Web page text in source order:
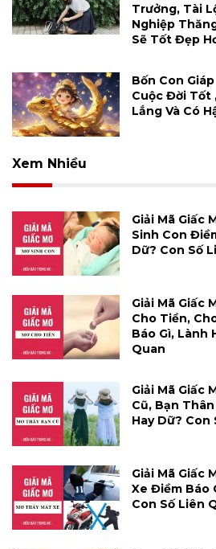
Trưởng, Tài
Nghiệp
Sẽ Tốt Đẹp
Bốn Con
Cuộc Đời Tốt
Lắng Và Có
Xem Nhiều
Giải Mã Giấc
Sinh Con
Dữ? Con Số
Giải Mã Giấc
Cho Tiền,
Báo Gì, Lành
Quan
Giải Mã Giấc
Cũ, Bạn
Hay Dữ? Con
Giải Mã Giấc
Xe Điềm Báo
Con Số Liên